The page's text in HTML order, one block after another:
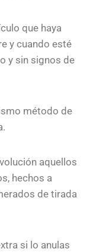
que haya
y cuando esté
y sin signos de
método de
aquellos
hechos a
de tirada
si lo anulas